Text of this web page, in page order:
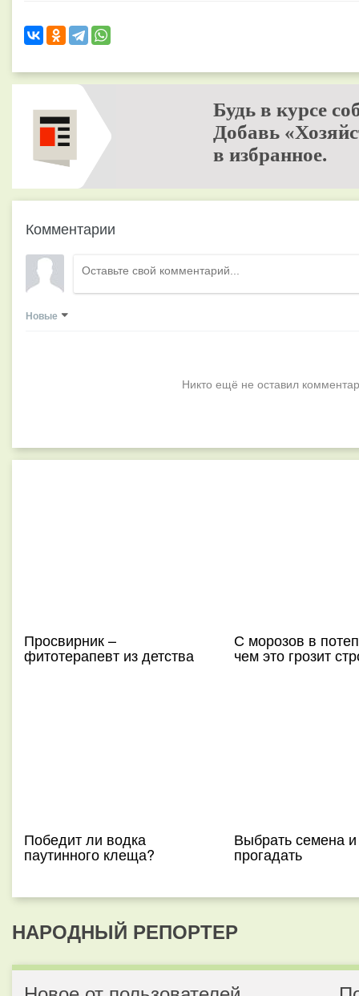
Будь в курсе
Добавь
в избранное.
Комментарии
Новые
Никто ещё не оставил
Просвирник –
фитотерапевт из детства
С морозов в
чем это грозит
Победит ли водка
паутинного клеща?
Выбрать семена
прогадать
НАРОДНЫЙ РЕПОРТЕР